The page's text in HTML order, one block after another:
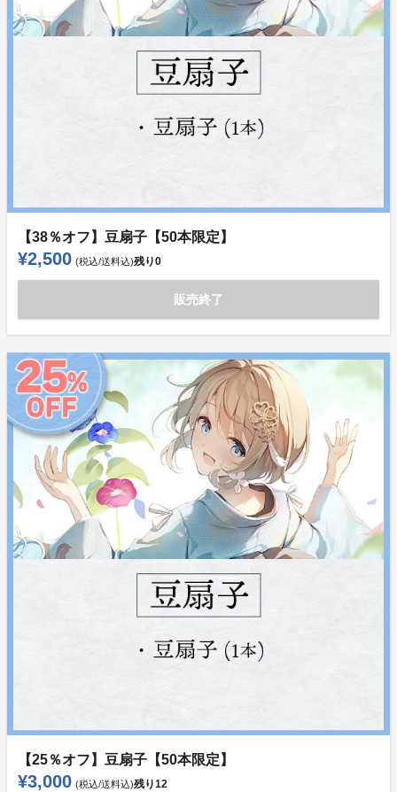
【38％オフ】豆扇子【50本限定】
¥2,500 (税込/送料込)残り0
販売終了
【25％オフ】豆扇子【50本限定】
¥3,000 (税込/送料込)残り12